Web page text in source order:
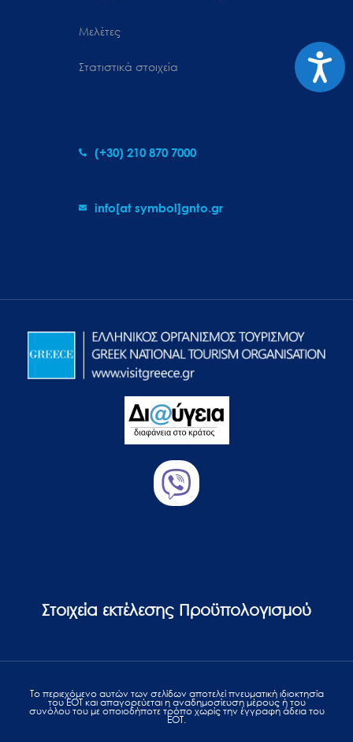
Μελέτες
Στατιστικά στοιχεία
(+30) 210 870 7000
info[at symbol]gnto.gr
Στοιχεία εκτέλεσης Προϋπολογισμού
Το περιεχόμενο αυτών των σελίδων αποτελεί πvευματική ιδιοκτησία
του ΕΟΤ και απαγορεύεται η αναδημοσίευση μέρους ή του
συνόλου του με οποιοδήποτε τρόπο χωρίς την έγγραφη άδεια του
ΕΟΤ.